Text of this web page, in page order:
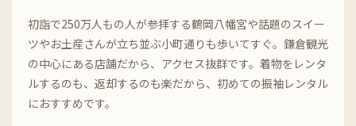
初詣で250万人もの人が参拝する鶴岡八幡宮や話題のスイー
ツやお土産さんが立ち並ぶ小町通りも歩いてすぐ。鎌倉観光
の中心にある店舗だから、アクセス抜群です。着物をレンタ
ルするのも、返却するのも楽だから、初めての振袖レンタル
におすすめです。